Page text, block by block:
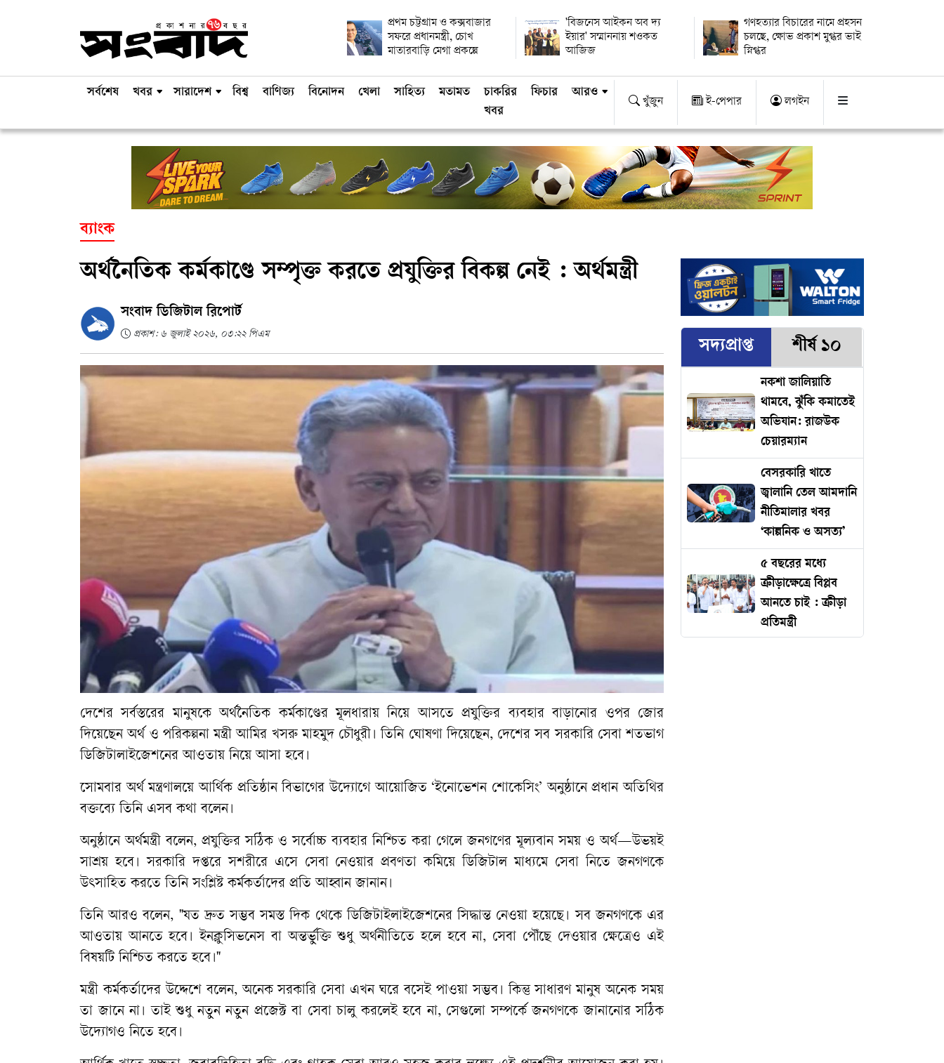
প্রথম চট্টগ্রাম ও কক্সবাজার
সফরে প্রধানমন্ত্রী, চোখ
মাতারবাড়ি মেগা প্রকল্পে
'বিজনেস আইকন অব দ্য
ইয়ার' সম্মাননায় শওকত
আজিজ
গণহত্যার বিচারের নামে প্রহসন
চলছে, ক্ষোভ প্রকাশ মুগ্ধর ভাই
স্নিগ্ধর
সর্বশেষ খবর সারাদেশ বিশ্ব বাণিজ্য বিনোদন খেলা সাহিত্য মতামত
চাকরির
খবর
ফিচার আরও
খুঁজুন ই-পেপার লগইন
ব্যাংক
অর্থনৈতিক কর্মকাণ্ডে সম্পৃক্ত করতে প্রযুক্তির বিকল্প নেই : অর্থমন্ত্রী
সংবাদ ডিজিটাল রিপোর্ট
প্রকাশ: ৬ জুলাই ২০২৬, ০৩:২২ পিএম
দেশের সর্বস্তরের মানুষকে অর্থনৈতিক কর্মকাণ্ডের মূলধারায় নিয়ে আসতে প্রযুক্তির ব্যবহার বাড়ানোর ওপর জোর
দিয়েছেন অর্থ ও পরিকল্পনা মন্ত্রী আমির খসরু মাহমুদ চৌধুরী। তিনি ঘোষণা দিয়েছেন, দেশের সব সরকারি সেবা শতভাগ
ডিজিটালাইজেশনের আওতায় নিয়ে আসা হবে।
​সোমবার অর্থ মন্ত্রণালয়ে আর্থিক প্রতিষ্ঠান বিভাগের উদ্যোগে আয়োজিত ‘ইনোভেশন শোকেসিং’ অনুষ্ঠানে প্রধান অতিথির
বক্তব্যে তিনি এসব কথা বলেন।
​অনুষ্ঠানে অর্থমন্ত্রী বলেন, প্রযুক্তির সঠিক ও সর্বোচ্চ ব্যবহার নিশ্চিত করা গেলে জনগণের মূল্যবান সময় ও অর্থ—উভয়ই
সাশ্রয় হবে। সরকারি দপ্তরে সশরীরে এসে সেবা নেওয়ার প্রবণতা কমিয়ে ডিজিটাল মাধ্যমে সেবা নিতে জনগণকে
উৎসাহিত করতে তিনি সংশ্লিষ্ট কর্মকর্তাদের প্রতি আহ্বান জানান।
​তিনি আরও বলেন, ​"যত দ্রুত সম্ভব সমস্ত দিক থেকে ডিজিটাইলাইজেশনের সিদ্ধান্ত নেওয়া হয়েছে। সব জনগণকে এর
আওতায় আনতে হবে। ইনক্লুসিভনেস বা অন্তর্ভুক্তি শুধু অর্থনীতিতে হলে হবে না, সেবা পৌঁছে দেওয়ার ক্ষেত্রেও এই
বিষয়টি নিশ্চিত করতে হবে।"
​মন্ত্রী কর্মকর্তাদের উদ্দেশে বলেন, অনেক সরকারি সেবা এখন ঘরে বসেই পাওয়া সম্ভব। কিন্তু সাধারণ মানুষ অনেক সময়
তা জানে না। তাই শুধু নতুন নতুন প্রজেক্ট বা সেবা চালু করলেই হবে না, সেগুলো সম্পর্কে জনগণকে জানানোর সঠিক
উদ্যোগও নিতে হবে।
সদ্যপ্রাপ্ত শীর্ষ ১০
নকশা জালিয়াতি
থামবে, ঝুঁকি কমাতেই
অভিযান: রাজউক
চেয়ারম্যান
বেসরকারি খাতে
জ্বালানি তেল আমদানি
নীতিমালার খবর
‘কাল্পনিক ও অসত্য’
৫ বছরের মধ্যে
ক্রীড়াক্ষেত্রে বিপ্লব
আনতে চাই : ক্রীড়া
প্রতিমন্ত্রী